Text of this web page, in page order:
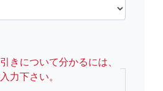
きについて分かるには、
力下さい。